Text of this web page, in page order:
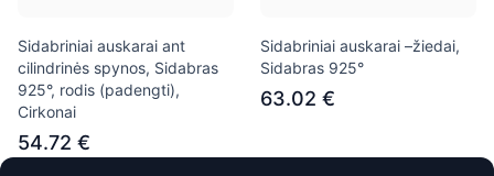
Sidabriniai auskarai ant
cilindrinės spynos, Sidabras
925°, rodis (padengti),
Cirkonai
54.72 €
Sidabriniai auskarai –žiedai,
Sidabras 925°
63.02 €